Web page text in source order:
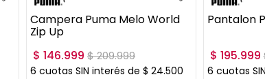
Campera Puma Melo World
Zip Up
$ 146.999 $209.999
6 cuotas SIN interés de $ 24.500
Pantalon
$ 195.999
6 cuotas